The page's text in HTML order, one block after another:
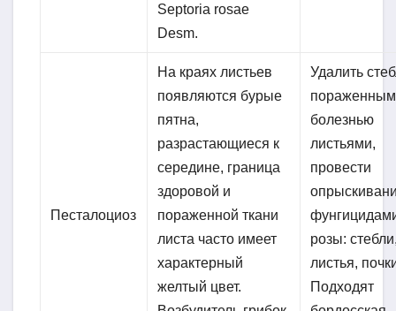
Septoria rosae
Desm.
Песталоциоз
На краях листьев
появляются бурые
пятна,
разрастающиеся к
середине, граница
здоровой и
пораженной ткани
листа часто имеет
характерный
желтый цвет.
Удалить
болезнью
листьями,
провести
розы:
листья,
Подходят